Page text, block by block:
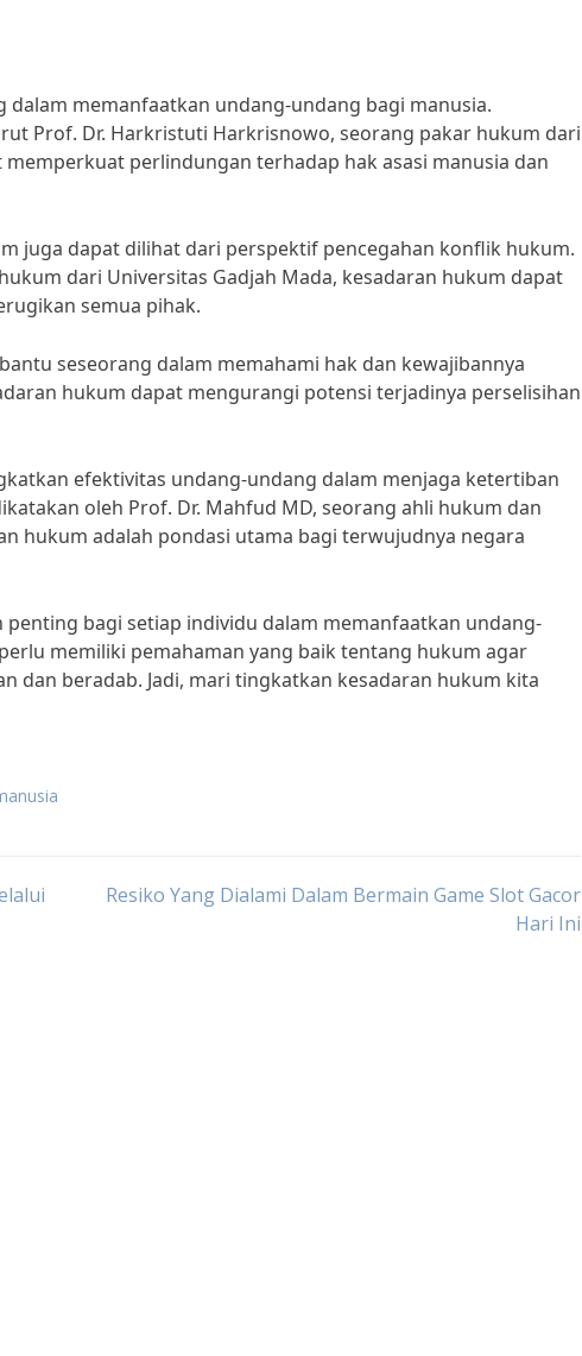
memanfaatkan undang-undang bagi manusia.
Prof. Dr. Harkristuti Harkrisnowo, seorang pakar hukum dari
perlindungan terhadap hak asasi manusia dan
juga dapat dilihat dari perspektif pencegahan konflik hukum.
dari Universitas Gadjah Mada, kesadaran hukum dapat
semua pihak.
seseorang dalam memahami hak dan kewajibannya
hukum dapat mengurangi potensi terjadinya perselisihan
efektivitas undang-undang dalam menjaga ketertiban
oleh Prof. Dr. Mahfud MD, seorang ahli hukum dan
hukum adalah pondasi utama bagi terwujudnya negara
bagi setiap individu dalam memanfaatkan undang-
memiliki pemahaman yang baik tentang hukum agar
dan beradab. Jadi, mari tingkatkan kesadaran hukum kita
Resiko Yang Dialami Dalam Bermain Game Slot Gacor
Hari Ini